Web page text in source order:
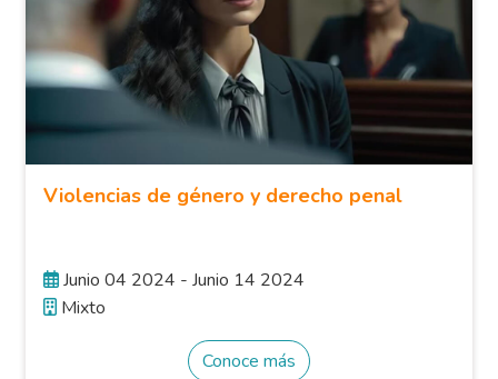
Violencias de género y derecho penal
Junio 04 2024 - Junio 14 2024
Mixto
Conoce más